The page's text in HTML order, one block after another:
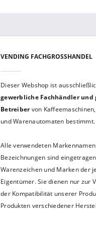
VENDING FACHGROSSHANDEL
Dieser Webshop ist
gewerbliche Fach­händler und
Betreibervon
und Warenautomaten bestimmt.
Alle verwendeten
Bezeichnungen sind
Warenzeichen und Marken der
Eigentümer. Sie dienen nur zur
der Kompatibilität unserer
Produkten verschiedener